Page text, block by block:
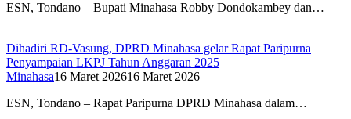
ESN, Tondano – Bupati Minahasa Robby Dondokambey dan…
Dihadiri RD-Vasung, DPRD Minahasa gelar Rapat Paripurna
Penyampaian LKPJ Tahun Anggaran 2025
Minahasa16 Maret 202616 Maret 2026
ESN, Tondano – Rapat Paripurna DPRD Minahasa dalam…